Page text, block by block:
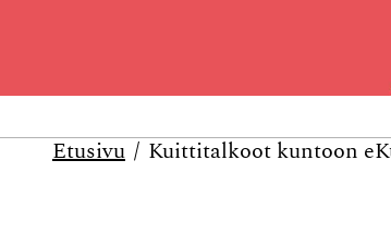
Etusivu Kuittitalkoot kuntoon